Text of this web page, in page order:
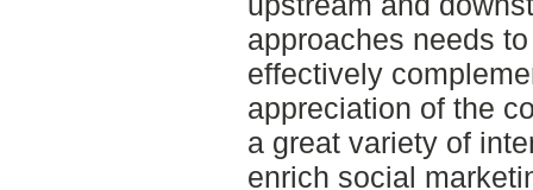
approaches needs
effectively
appreciation of the
a great variety of
enrich social